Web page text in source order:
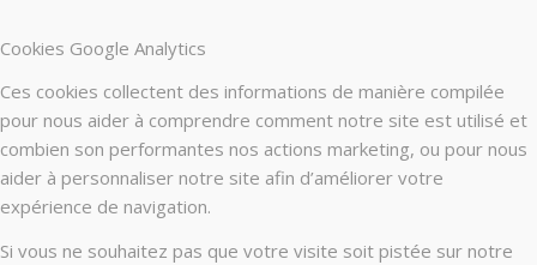
Cookies Google Analytics
Ces cookies collectent des informations de manière compilée
pour nous aider à comprendre comment notre site est utilisé et
combien son performantes nos actions marketing, ou pour nous
aider à personnaliser notre site afin d’améliorer votre
expérience de navigation.
Si vous ne souhaitez pas que votre visite soit pistée sur notre